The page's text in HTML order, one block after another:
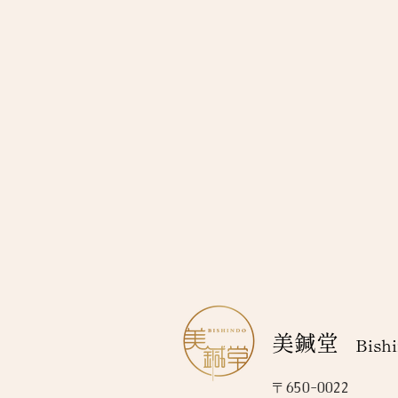
美鍼堂
〒650-0022